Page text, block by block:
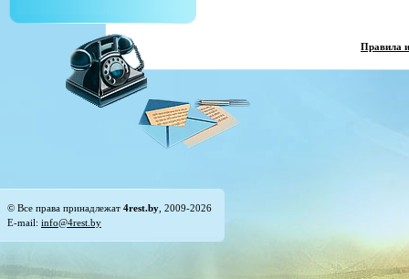
Правила
© Все права принадлежат 4rest.by , 2009-2026
E-mail: info@4rest.by